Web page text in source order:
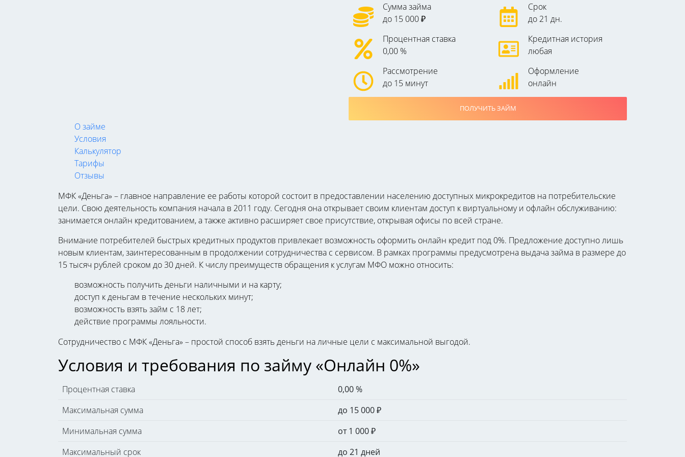
Сумма займа
до 15 000 ₽
Срок
до 21 дн.
Процентная ставка
0,00 %
Кредитная история
любая
Рассмотрение
до 15 минут
Оформление
онлайн
ПОЛУЧИТЬ ЗАЙМ
О займе
Условия
Калькулятор
Тарифы
Отзывы
МФК «Деньга» – главное направление ее работы которой состоит в предоставлении населению доступных микрокредитов на потребительские
цели. Свою деятельность компания начала в 2011 году. Сегодня она открывает своим клиентам доступ к виртуальному и офлайн обслуживанию:
занимается онлайн кредитованием, а также активно расширяет свое присутствие, открывая офисы по всей стране.
Внимание потребителей быстрых кредитных продуктов привлекает возможность оформить онлайн кредит под 0%. Предложение доступно лишь
новым клиентам, заинтересованным в продолжении сотрудничества с сервисом. В рамках программы предусмотрена выдача займа в размере до
15 тысяч рублей сроком до 30 дней. К числу преимуществ обращения к услугам МФО можно относить:
возможность получить деньги наличными и на карту;
доступ к деньгам в течение нескольких минут;
возможность взять займ с 18 лет;
действие программы лояльности.
Сотрудничество с МФК «Деньга» – простой способ взять деньги на личные цели с максимальной выгодой.
Условия и требования по займу «Онлайн 0%»
Процентная ставка
0,00 %
Максимальная сумма
до 15 000₽
Минимальная сумма
от 1 000₽
Максимальный срок
до 21 дней